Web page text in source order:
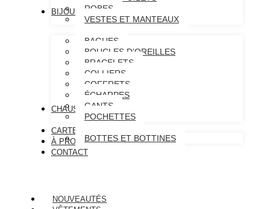
ROBES
VESTES ET MANTEAUX
BIJOUX & ACCESSOIRES
BAGUES
BOUCLES D’OREILLES
BRACELETS
COLLIERS
COFFRETS
ÉCHARPES
GANTS
POCHETTES
CHAUSSURES
BOTTES ET BOTTINES
CARTE CADEAU
À PROPOS
CONTACT
NOUVEAUTÉS